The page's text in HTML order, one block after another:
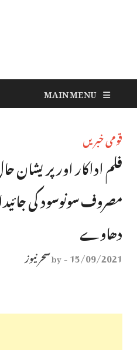
MAIN MENU
قومی خبریں
فلم اداکار اور
مصروف سونوسود کی
دھاوے
15/09/2021
-
byسحر نیوز